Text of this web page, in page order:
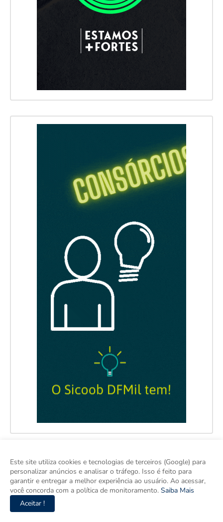
Este site utiliza cookies e tecnologias de terceiros (Google) para
personalizar anúncios e analisar o tráfego. Isso é feito para
garantir e entregar a melhor experiência ao usuário. Ao acessar,
você concorda com a política de monitoramento. Saiba Mais
Aceitar !